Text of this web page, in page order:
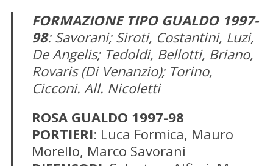
FORMAZIONE TIPO GUALDO 1997-
98: Savorani; Siroti, Costantini, Luzi,
De Angelis; Tedoldi, Bellotti, Briano,
Rovaris (Di Venanzio); Torino,
Cicconi. All. Nicoletti
ROSA GUALDO 1997-98
PORTIERI: Luca Formica, Mauro
Morello, Marco Savorani